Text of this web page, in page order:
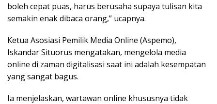
boleh cepat puas, harus berusaha supaya tulisan kita
semakin enak dibaca orang,” ucapnya.
Ketua Asosiasi Pemilik Media Online (Aspemo),
Iskandar Situorus mengatakan, mengelola media
online di zaman digitalisasi saat ini adalah kesempatan
yang sangat bagus.
Ia menjelaskan, wartawan online khususnya tidak